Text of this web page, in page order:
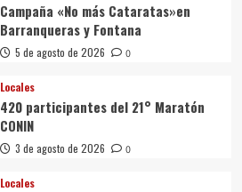
Campaña «No más Cataratas»en
Barranqueras y Fontana
5 de agosto de 2026 0
Locales
420 participantes del 21° Maratón
CONIN
3 de agosto de 2026 0
Locales